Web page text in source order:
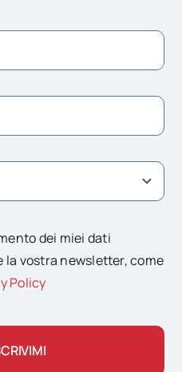
dei miei dati
la vostra newsletter, come
Policy